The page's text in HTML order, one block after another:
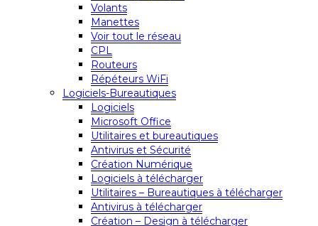
Volants
Manettes
Voir tout le réseau
CPL
Routeurs
Répéteurs WiFi
Logiciels-Bureautiques
Logiciels
Microsoft Office
Utilitaires et bureautiques
Antivirus et Sécurité
Création Numérique
Logiciels à télécharger
Utilitaires – Bureautiques à télécharger
Antivirus à télécharger
Création – Design à télécharger